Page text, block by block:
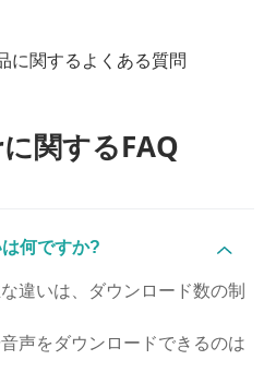
に関するよくある質問
関するFAQ
何ですか?
違いは、ダウンロード数の制
声をダウンロードできるのは